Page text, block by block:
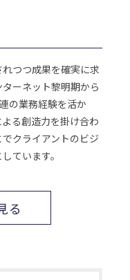
つつ成果を確実に求
ーネット黎明期から
の業務経験を活か
る創造力を掛け合わ
クライアントのビジ
ています。
る